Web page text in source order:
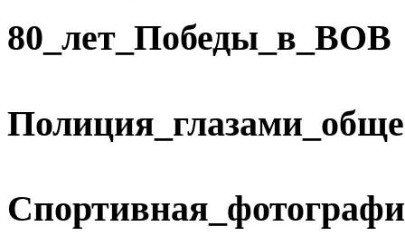
80_лет_Победы_в_ВОВ